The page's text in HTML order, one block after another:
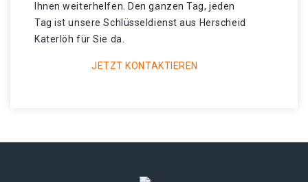
Ihnen weiterhelfen. Den ganzen Tag, jeden
Tag ist unsere Schlüsseldienst aus Herscheid
Katerlöh für Sie da.
JETZT KONTAKTIEREN